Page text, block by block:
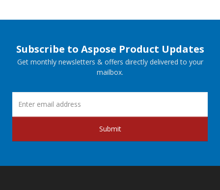
Subscribe to Aspose Product Updates
Get monthly newsletters & offers directly delivered to your
mailbox.
Submit